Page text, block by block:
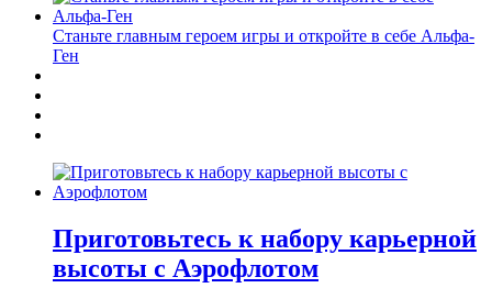
Станьте главным героем игры и откройте в себе Альфа-
Ген
Приготовьтесь к набору карьерной
высоты с Аэрофлотом